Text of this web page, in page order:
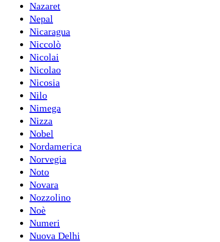
Nazaret
Nepal
Nicaragua
Niccolò
Nicolai
Nicolao
Nicosia
Nilo
Nimega
Nizza
Nobel
Nordamerica
Norvegia
Noto
Novara
Nozzolino
Noè
Numeri
Nuova Delhi